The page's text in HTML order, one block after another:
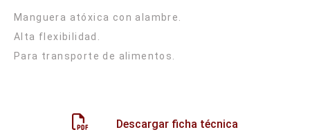
Manguera atóxica con alambre.
Alta flexibilidad.
Descargar ficha técnica